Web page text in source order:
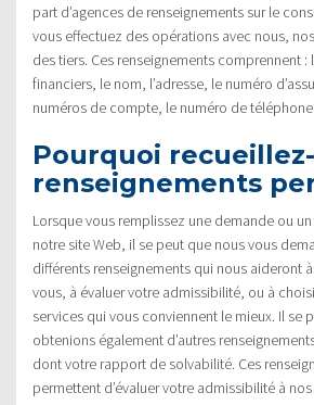
part d’agences de renseignements sur le
vous effectuez des opérations avec nous,
des tiers. Ces renseignements comprennent :
financiers, le nom, l’adresse, le numéro
numéros de compte, le numéro de téléphone
Pourquoi
renseignements
Lorsque vous remplissez une demande ou
notre site Web, il se peut que nous vous
différents renseignements qui nous aideront
vous, à évaluer votre admissibilité, ou à
services qui vous conviennent le mieux. Il se
obtenions également d’autres
dont votre rapport de solvabilité. Ces
permettent d’évaluer votre admissibilité à